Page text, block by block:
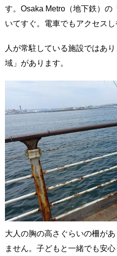
す。Osaka Metro（地下鉄）の
いてすぐ。電車でもアクセスし
人が常駐している施設ではあ
域」があります。
大人の胸の高さぐらいの柵が
ません。子どもと一緒でも安